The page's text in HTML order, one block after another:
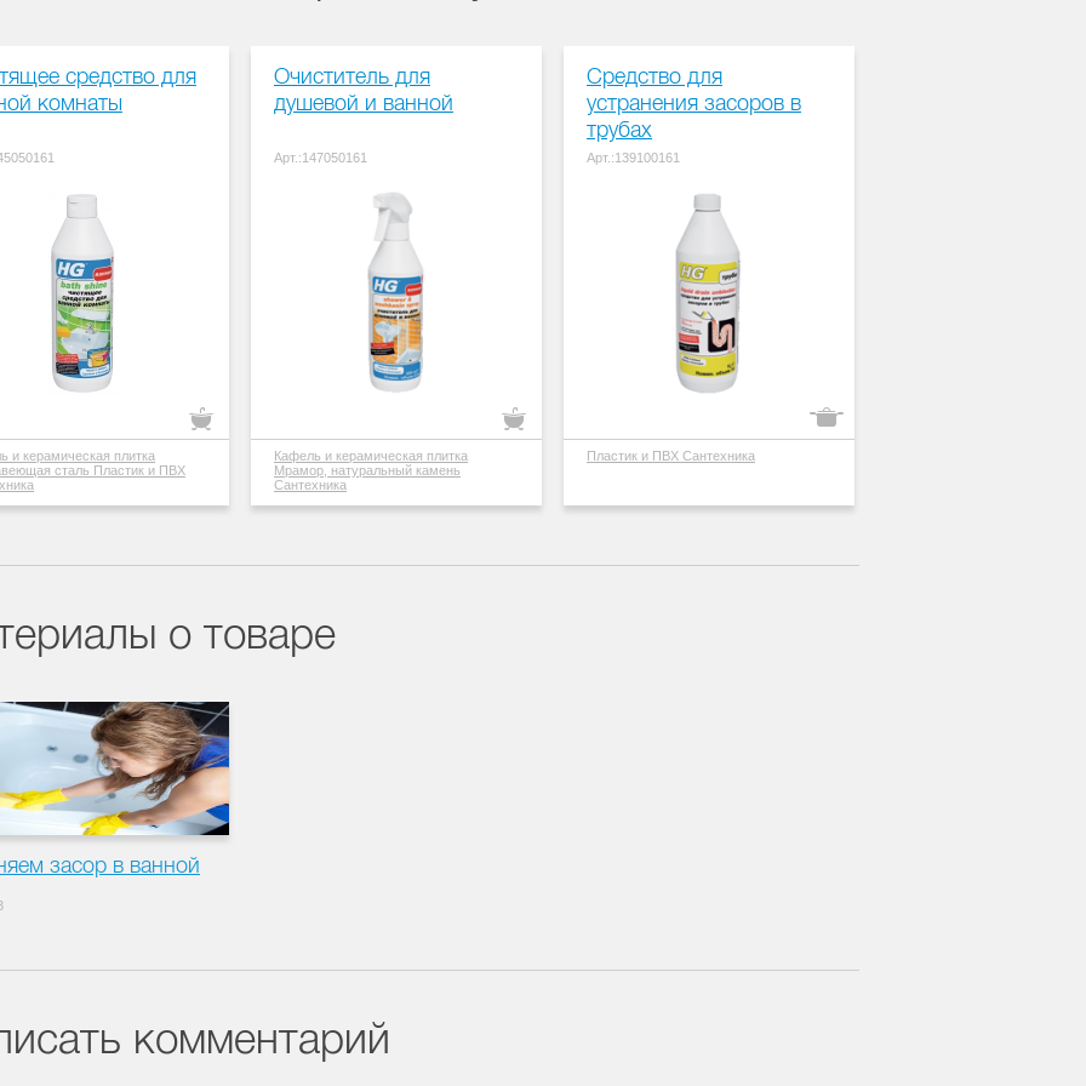
средство для
комнаты
и керамическая плитка
сталь Пластик и ПВХ
Очиститель для
душевой и ванной
Арт.:147050161
Кафель и керамическая плитка
Мрамор, натуральный камень
Сантехника
Средство для
устранения засоров в
трубах
Арт.:139100161
Пластик и ПВХ Сантехника
о товаре
засор в ванной
комментарий